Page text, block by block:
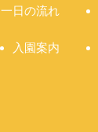
一日の流れ
入園案内